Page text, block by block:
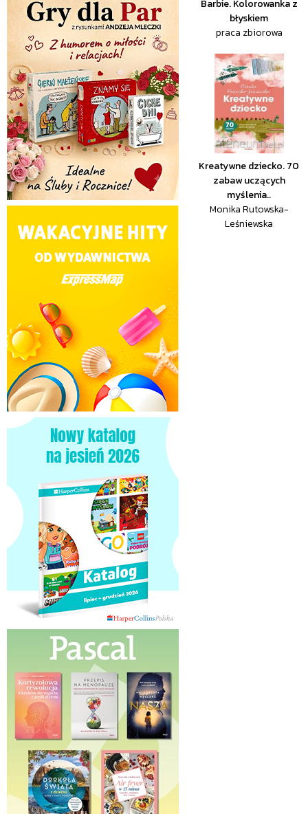
Barbie. Kolorowanka z
błyskiem
praca zbiorowa
Kreatywne dziecko. 70
zabaw uczących
myślenia..
Monika Rutowska-
Leśniewska